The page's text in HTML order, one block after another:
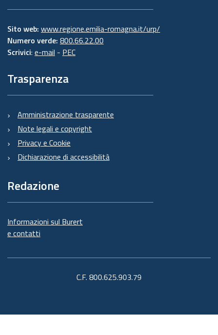
Sito web: www.regione.emilia-romagna.it/urp/
Numero verde: 800.66.22.00
Scrivici: e-mail - PEC
Trasparenza
Amministrazione trasparente
Note legali e copyright
Privacy e Cookie
Dichiarazione di accessibilità
Redazione
Informazioni sul Burert
e contatti
C.F. 800.625.903.79